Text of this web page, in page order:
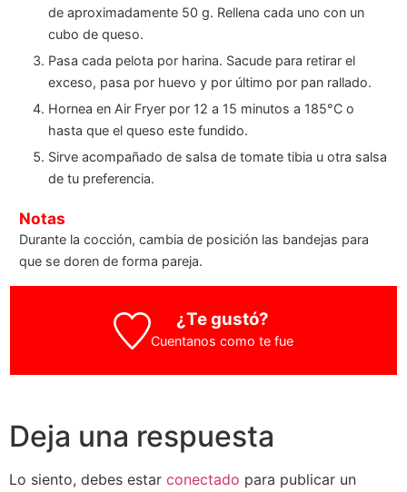
de aproximadamente 50 g. Rellena cada uno con un
cubo de queso.
Pasa cada pelota por harina. Sacude para retirar el
exceso, pasa por huevo y por último por pan rallado.
Hornea en Air Fryer por 12 a 15 minutos a 185°C o
hasta que el queso este fundido.
Sirve acompañado de salsa de tomate tibia u otra salsa
de tu preferencia.
Notas
Durante la cocción, cambia de posición las bandejas para
que se doren de forma pareja.
¿Te gustó?
Cuentanos como te fue
Deja una respuesta
Lo siento, debes estar conectado para publicar un